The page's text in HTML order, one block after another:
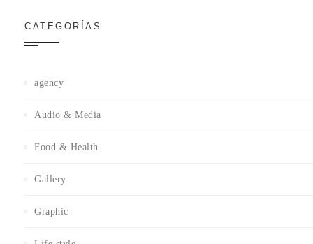
CATEGORÍAS
agency
Audio & Media
Food & Health
Gallery
Graphic